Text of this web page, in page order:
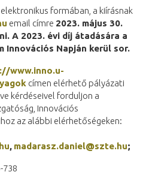
formában, a kiírásnak
email címre 2023. május 30.
A 2023. évi díj átadására a
Innovációs Napján kerül sor.
www.inno.u-
címen elérhető pályázati
kérdéseivel forduljon a
Innovációs
az alábbi elérhetőségeken:
, madarasz.daniel@szte.hu;
738